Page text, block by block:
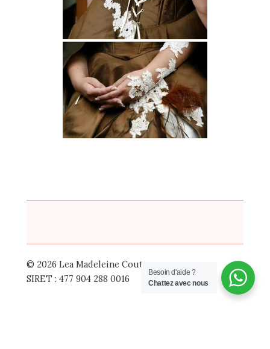
© 2026 Lea Madeleine Couture
SIRET : 477 904 288 0016
Besoin d'aide ?
Chattez avec nous